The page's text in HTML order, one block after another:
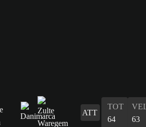
ATT
TOT
64
63